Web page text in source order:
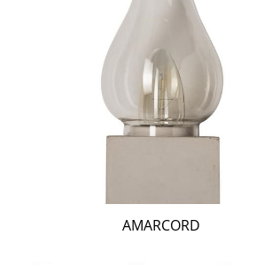
AMARCORD